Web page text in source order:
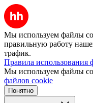
Мы используем файлы
правильную работу
трафик.
Правила использования
Мы используем файлы
файлов cookie
Понятно